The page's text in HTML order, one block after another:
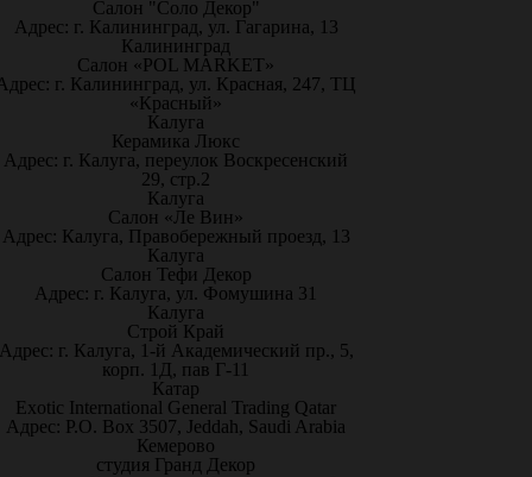
Салон "Соло Декор"
Адрес: г. Калининград, ул. Гагарина, 13
Калининград
Салон «POL MARKET»
г. Калининград, ул. Красная, 247, ТЦ
«Красный»
Калуга
Керамика Люкс
Адрес: г. Калуга, переулок Воскресенский
29, стр.2
Калуга
Салон «Ле Вин»
Адрес: Калуга, Правобережный проезд, 13
Калуга
Салон Тефи Декор
Адрес: г. Калуга, ул. Фомушина 31
Калуга
Строй Край
г. Калуга, 1-й Академический пр., 5,
корп. 1Д, пав Г-11
Катар
Exotic International General Trading Qatar
Адрес: P.O. Box 3507, Jeddah, Saudi Arabia
Кемерово
студия Гранд Декор